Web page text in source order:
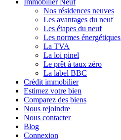
Immobilier Neuf
Nos résidences neuves
Les avantages du neuf
Les étapes du neuf
Les normes énergétiques
La TVA
La loi pinel
Le prêt à taux zéro
La label BBC
Crédit immobilier
Estimez votre bien
Comparez des biens
Nous rejoindre
Nous contacter
Blog
Connexion